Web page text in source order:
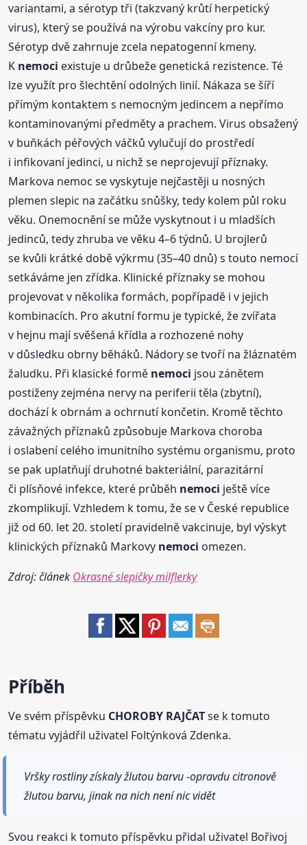
variantami, a sérotyp tři (takzvaný krůtí herpetický
virus), který se používá na výrobu vakcíny pro kur.
Sérotyp dvě zahrnuje zcela nepatogenní kmeny.
K nemoci existuje u drůbeže genetická rezistence. Té
lze využít pro šlechtění odolných linií. Nákaza se šíří
přímým kontaktem s nemocným jedincem a nepřímo
kontaminovanými předměty a prachem. Virus obsažený
v buňkách péřových váčků vylučují do prostředí
i infikovaní jedinci, u nichž se neprojevují příznaky.
Markova nemoc se vyskytuje nejčastěji u nosných
plemen slepic na začátku snůšky, tedy kolem půl roku
věku. Onemocnění se může vyskytnout i u mladších
jedinců, tedy zhruba ve věku 4–6 týdnů. U brojlerů
se kvůli krátké době výkrmu (35–40 dnů) s touto nemocí
setkáváme jen zřídka. Klinické příznaky se mohou
projevovat v několika formách, popřípadě i v jejich
kombinacích. Pro akutní formu je typické, že zvířata
v hejnu mají svěšená křídla a rozhozené nohy
v důsledku obrny běháků. Nádory se tvoří na žláznatém
žaludku. Při klasické formě nemoci jsou zánětem
postiženy zejména nervy na periferii těla (zbytní),
dochází k obrnám a ochrnutí končetin. Kromě těchto
závažných příznaků způsobuje Markova choroba
i oslabení celého imunitního systému organismu, proto
se pak uplatňují druhotné bakteriální, parazitární
či plísňové infekce, které průběh nemoci ještě více
zkomplikují. Vzhledem k tomu, že se v České republice
již od 60. let 20. století pravidelně vakcinuje, byl výskyt
klinických příznaků Markovy nemoci omezen.
Zdroj: článek Okrasné slepičky milflerky
Příběh
Ve svém příspěvku CHOROBY RAJČATse k tomuto
tématu vyjádřil uživatel Foltýnková Zdenka.
Vršky rostliny získaly žlutou barvu -opravdu citronově
žlutou barvu, jinak na nich není nic vidět
Svou reakci k tomuto příspěvku přidal uživatel Bořivoj